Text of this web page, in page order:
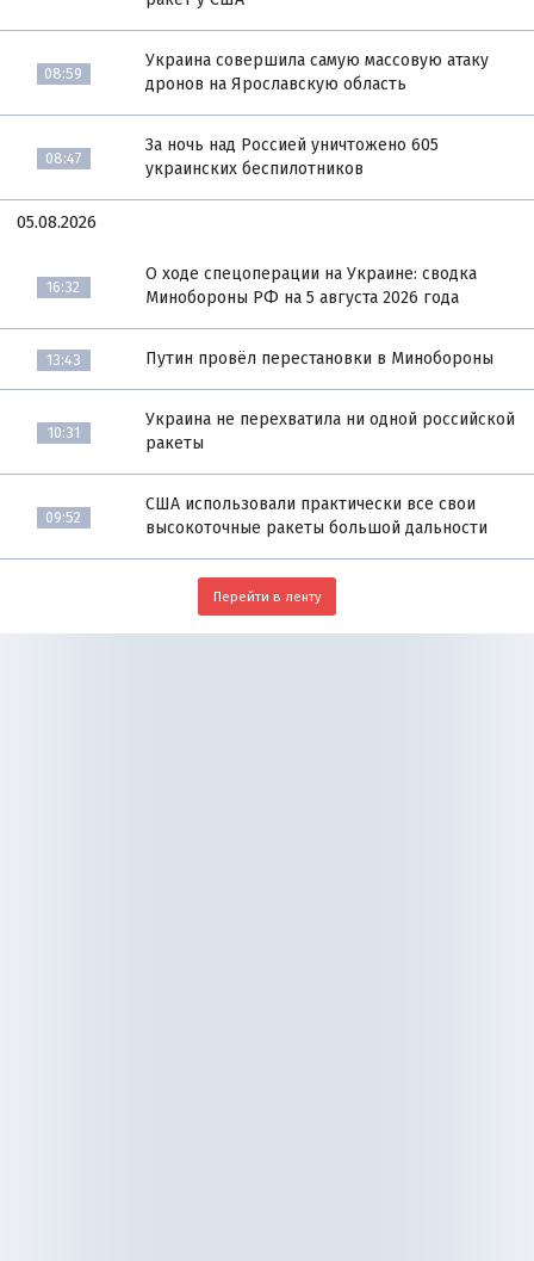
08:59
Украина совершила самую массовую атаку
дронов на Ярославскую область
08:47
За ночь над Россией уничтожено 605
украинских беспилотников
05.08.2026
16:32
О ходе спецоперации на Украине: сводка
Минобороны РФ на 5 августа 2026 года
13:43 Путин провёл перестановки в Минобороны
10:31
Украина не перехватила ни одной российской
ракеты
09:52
США использовали практически все свои
высокоточные ракеты большой дальности
Перейти в ленту